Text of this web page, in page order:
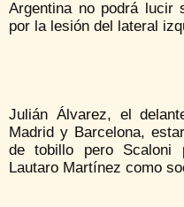
Argentina no podrá lucir
por la lesión del lateral
Julián Álvarez, el
Madrid y Barcelona,
de tobillo pero Scaloni
Lautaro Martínez como